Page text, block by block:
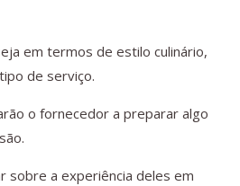
em termos de estilo culinário,
de serviço.
o fornecedor a preparar algo
sobre a experiência deles em